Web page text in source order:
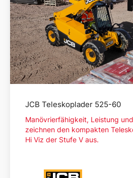
JCB Teleskoplader 525-60
Manövrierfähigkeit, Leistung
zeichnen den kompakten
Hi Viz der Stufe V aus.